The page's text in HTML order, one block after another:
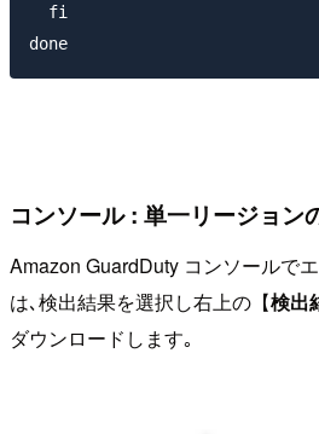
  fi
コンソール : 単一リージョン
Amazon GuardDuty コンソールで
は､検出結果を選択し右上の【検出
ダウンロードします｡